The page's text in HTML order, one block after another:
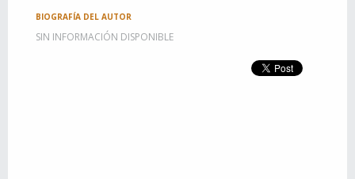
BIOGRAFÍA DEL AUTOR
SIN INFORMACIÓN DISPONIBLE